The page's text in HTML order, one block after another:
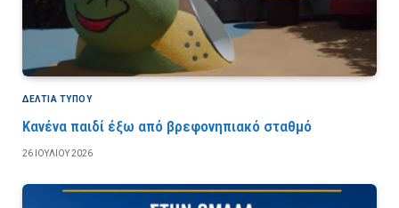
ΔΕΛΤΙΑ ΤΥΠΟΥ
Κανένα παιδί έξω από βρεφονηπιακό σταθμό
26 ΙΟΥΛΊΟΥ 2026